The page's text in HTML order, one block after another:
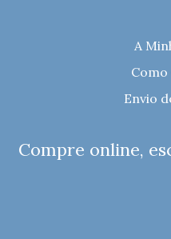
A
Envio
Compre online,